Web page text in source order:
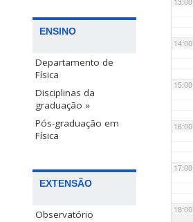
ENSINO
Departamento de
Física
Disciplinas da
graduação »
Pós-graduação em
Física
EXTENSÃO
Observatório
14:00
15:00
16:00
17:00
18:00